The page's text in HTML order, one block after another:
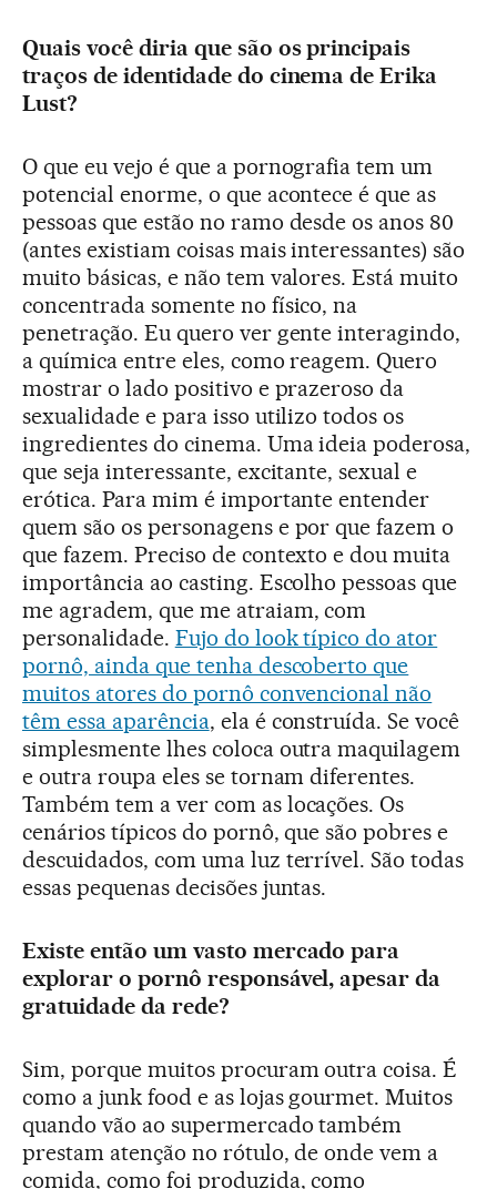
Quais você diria que são os principais
traços de identidade do cinema de Erika
Lust?
O que eu vejo é que a pornografia tem um
potencial enorme, o que acontece é que as
pessoas que estão no ramo desde os anos 80
(antes existiam coisas mais interessantes) são
muito básicas, e não tem valores. Está muito
concentrada somente no físico, na
penetração. Eu quero ver gente interagindo,
a química entre eles, como reagem. Quero
mostrar o lado positivo e prazeroso da
sexualidade e para isso utilizo todos os
ingredientes do cinema. Uma ideia poderosa,
que seja interessante, excitante, sexual e
erótica. Para mim é importante entender
quem são os personagens e por que fazem o
que fazem. Preciso de contexto e dou muita
importância ao casting. Escolho pessoas que
me agradem, que me atraiam, com
personalidade. Fujo do look típico do ator
pornô, ainda que tenha descoberto que
muitos atores do pornô convencional não
têm essa aparência, ela é construída. Se você
simplesmente lhes coloca outra maquilagem
e outra roupa eles se tornam diferentes.
Também tem a ver com as locações. Os
cenários típicos do pornô, que são pobres e
descuidados, com uma luz terrível. São todas
essas pequenas decisões juntas.
Existe então um vasto mercado para
explorar o pornô responsável, apesar da
gratuidade da rede?
Sim, porque muitos procuram outra coisa. É
como a junk food e as lojas gourmet. Muitos
quando vão ao supermercado também
prestam atenção no rótulo, de onde vem a
comida, como foi produzida, como